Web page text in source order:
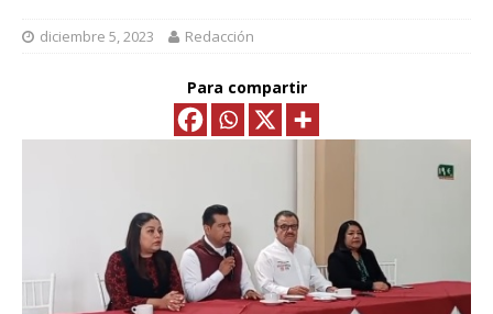
diciembre 5, 2023 Redacción
Para compartir